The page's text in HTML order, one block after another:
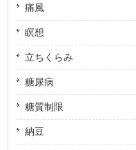
痛風
瞑想
立ちくらみ
糖尿病
糖質制限
納豆